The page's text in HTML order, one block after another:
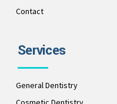
Contact
Services
General Dentistry